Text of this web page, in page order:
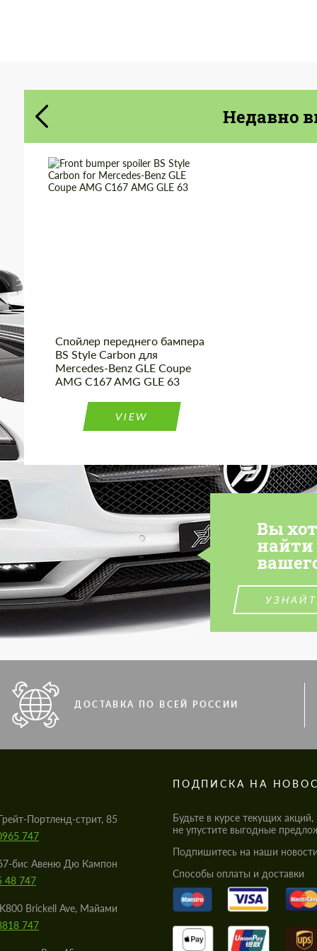
Недавно
Спойлер переднего бампера
BS Style Carbon для
Mercedes-Benz GLE Coupe
AMG C167 AMG GLE 63
VIEW
Вы
ДОСТАВКА ПО ВСЕЙ РОССИИ
Портленд-стрит, 85
747
бис Авеню Дю Кампон
48 747
Brickell Ave, Майами
747
ПОДПИСКА НА
Будьте в курсе текущих акций,
не упустите выгодные
Подпишитесь на наши
Cпособы оплаты и доставки
СВЯЖИТЕСЬ СО МНОЙ
Мы говорим на вашем языке
СВЯЖИТЕСЬ СО МНОЙ